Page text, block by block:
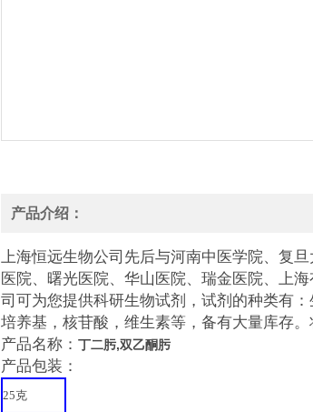
产品介绍：
上海恒远生物公司先后与河南中医学院、复
医院、曙光医院、华山医院、瑞金医院、上
司可为您提供科研生物试剂，试剂的种类有
培养基，核苷酸，维生素等，备有大量库存
产品名称： 丁二肟,双乙酮肟
产品包装：
25克